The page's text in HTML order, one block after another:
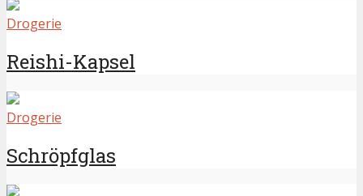
Drogerie
Reishi-Kapsel
Drogerie
Schröpfglas